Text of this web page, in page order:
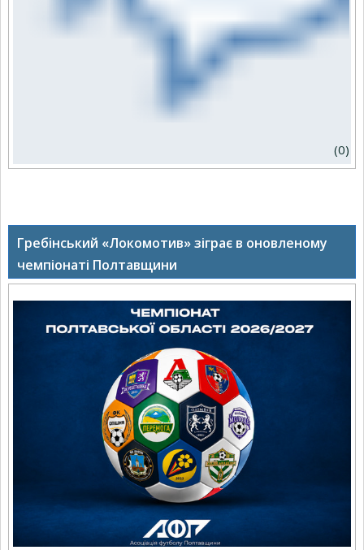
(0)
Гребінський «Локомотив» зіграє в оновленому
чемпіонаті Полтавщини